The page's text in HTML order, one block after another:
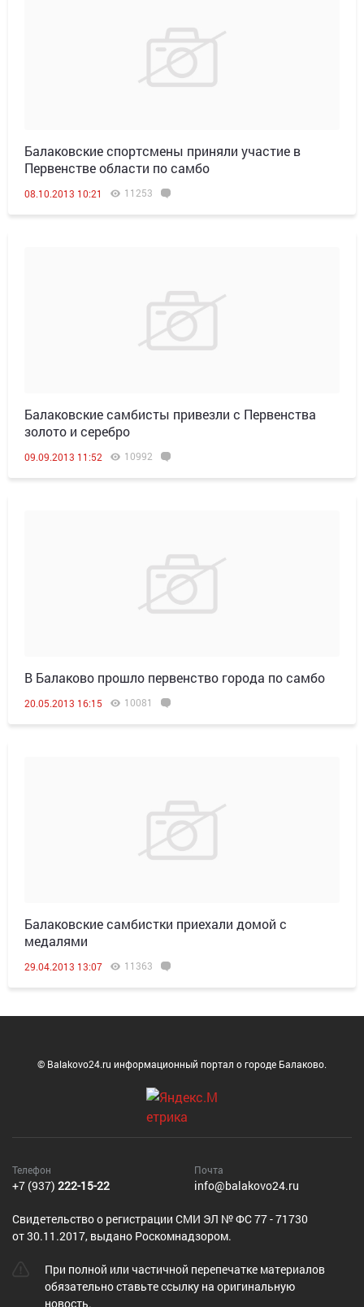
Балаковские спортсмены приняли участие в
Первенстве области по самбо
08.10.2013 10:21 11253
Балаковские самбисты привезли с Первенства
золото и серебро
09.09.2013 11:52 10992
В Балаково прошло первенство города по самбо
20.05.2013 16:15 10081
Балаковские самбистки приехали домой с
медалями
29.04.2013 13:07 11363
© Balakovo24.ru информационный портал о городе Балаково.
Телефон
+7 (937) 222-15-22
Почта
info@balakovo24.ru
Cвидетельство о регистрации СМИ ЭЛ № ФС 77 - 71730
от 30.11.2017, выдано Роскомнадзором.
При полной или частичной перепечатке материалов
обязательно ставьте ссылку на оригинальную
новость.